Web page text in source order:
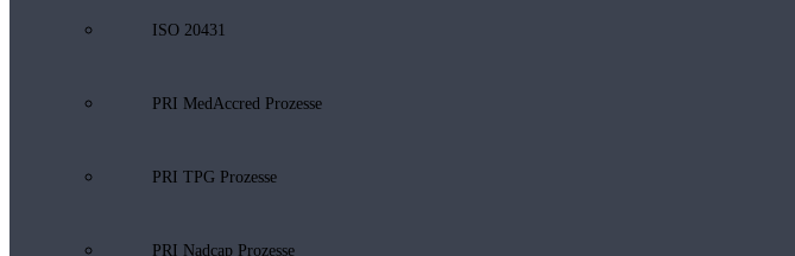
ISO 20431
PRI MedAccred Prozesse
PRI TPG Prozesse
PRI Nadcap Prozesse